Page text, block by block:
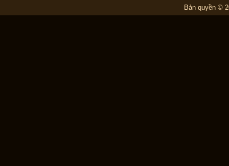
Bản quyền ©